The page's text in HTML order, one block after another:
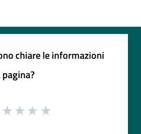
chiare le informazioni